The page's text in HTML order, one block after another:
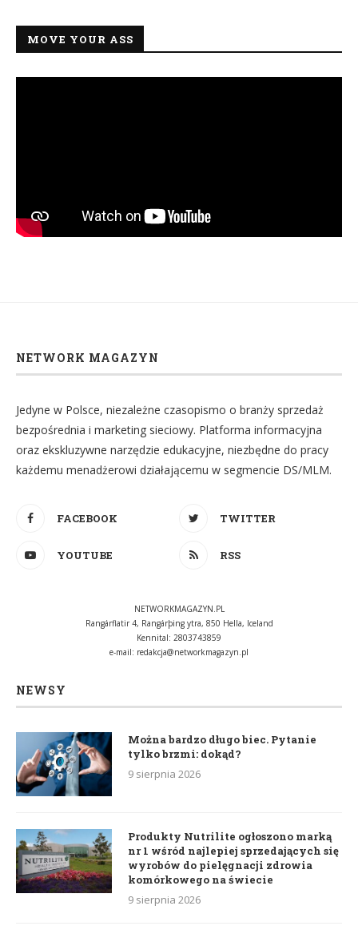
MOVE YOUR ASS
NETWORK MAGAZYN
Jedyne w Polsce, niezależne czasopismo o branży sprzedaż
bezpośrednia i marketing sieciowy. Platforma informacyjna
oraz ekskluzywne narzędzie edukacyjne, niezbędne do pracy
każdemu menadżerowi działającemu w segmencie DS/MLM.
FACEBOOK TWITTER
YOUTUBE RSS
NETWORKMAGAZYN.PL
Rangárflatir 4, Rangárþing ytra, 850 Hella, Iceland
Kennital: 2803743859
e-mail: redakcja@networkmagazyn.pl
NEWSY
Można bardzo długo biec. Pytanie
tylko brzmi: dokąd?
9 sierpnia 2026
Produkty Nutrilite ogłoszono marką
nr 1 wśród najlepiej sprzedających się
wyrobów do pielęgnacji zdrowia
komórkowego na świecie
9 sierpnia 2026